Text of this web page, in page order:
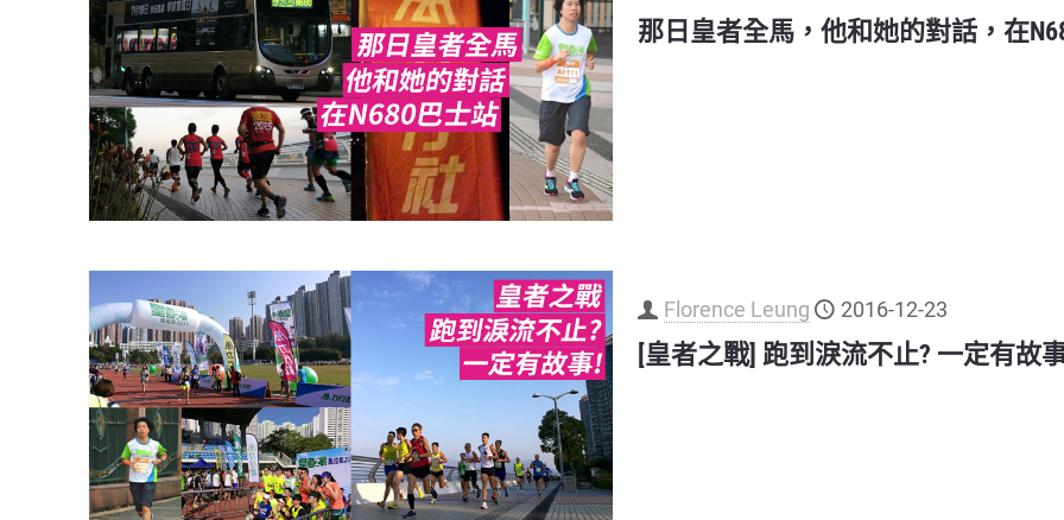
那日皇者全馬，他和她的對話，在
Florence Leung 2016-12-23
[皇者之戰] 跑到淚流不止? 一定有故